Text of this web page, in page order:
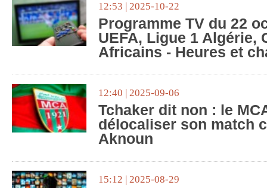
12:53 | 2025-10-22
Programme TV du 22
UEFA, Ligue 1 Algérie,
Africains - Heures et
12:40 | 2025-09-06
Tchaker dit non : le
délocaliser son match
Aknoun
15:12 | 2025-08-29